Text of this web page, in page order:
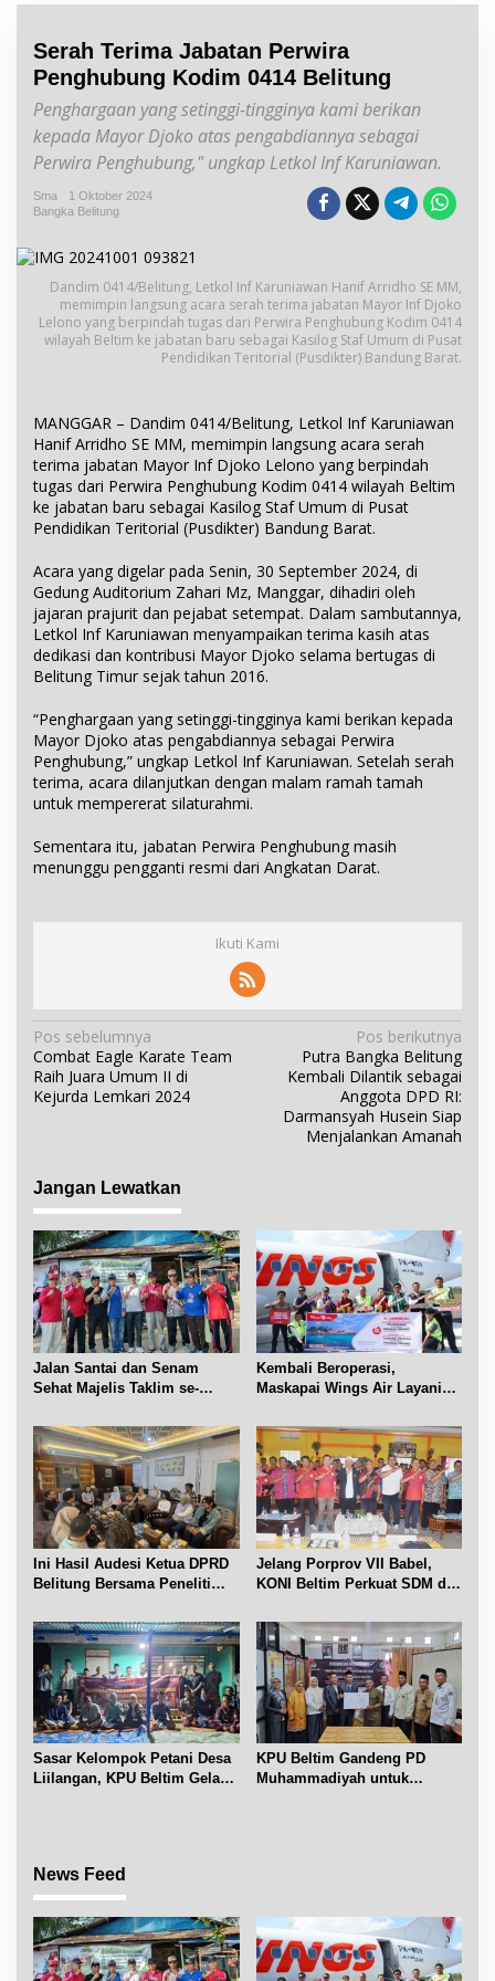
Serah Terima Jabatan Perwira
Penghubung Kodim 0414 Belitung
Penghargaan yang setinggi-tingginya kami berikan
kepada Mayor Djoko atas pengabdiannya sebagai
Perwira Penghubung," ungkap Letkol Inf Karuniawan.
Sma
1 Oktober 2024
Bangka Belitung
Dandim 0414/Belitung, Letkol Inf Karuniawan Hanif Arridho SE MM,
memimpin langsung acara serah terima jabatan Mayor Inf Djoko
Lelono yang berpindah tugas dari Perwira Penghubung Kodim 0414
wilayah Beltim ke jabatan baru sebagai Kasilog Staf Umum di Pusat
Pendidikan Teritorial (Pusdikter) Bandung Barat.
MANGGAR – Dandim 0414/Belitung, Letkol Inf Karuniawan
Hanif Arridho SE MM, memimpin langsung acara serah
terima jabatan Mayor Inf Djoko Lelono yang berpindah
tugas dari Perwira Penghubung Kodim 0414 wilayah Beltim
ke jabatan baru sebagai Kasilog Staf Umum di Pusat
Pendidikan Teritorial (Pusdikter) Bandung Barat.
Acara yang digelar pada Senin, 30 September 2024, di
Gedung Auditorium Zahari Mz, Manggar, dihadiri oleh
jajaran prajurit dan pejabat setempat. Dalam sambutannya,
Letkol Inf Karuniawan menyampaikan terima kasih atas
dedikasi dan kontribusi Mayor Djoko selama bertugas di
Belitung Timur sejak tahun 2016.
“Penghargaan yang setinggi-tingginya kami berikan kepada
Mayor Djoko atas pengabdiannya sebagai Perwira
Penghubung,” ungkap Letkol Inf Karuniawan. Setelah serah
terima, acara dilanjutkan dengan malam ramah tamah
untuk mempererat silaturahmi.
Sementara itu, jabatan Perwira Penghubung masih
menunggu pengganti resmi dari Angkatan Darat.
Ikuti Kami
N
a
v
s
i
p
o
s
Pos sebelumnya
Combat Eagle Karate Team
Raih Juara Umum II di
Kejurda Lemkari 2024
Pos berikutnya
Putra Bangka Belitung
Kembali Dilantik sebagai
Anggota DPD RI:
Darmansyah Husein Siap
Menjalankan Amanah
Jangan Lewatkan
Jalan Santai dan Senam
Sehat Majelis Taklim se-
Kembali Beroperasi,
Maskapai Wings Air Layani
Ini Hasil Audesi Ketua DPRD
Belitung Bersama Peneliti
Jelang Porprov VII Babel,
KONI Beltim Perkuat SDM di
Sasar Kelompok Petani Desa
Liilangan, KPU Beltim Gelar
KPU Beltim Gandeng PD
Muhammadiyah untuk
News Feed